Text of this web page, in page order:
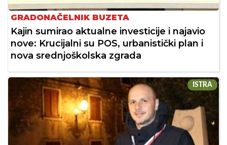
GRADONAČELNIK BUZETA
Kajin sumirao aktualne investicije i najavio
nove: Krucijalni su POS, urbanistički plan i
nova srednjoškolska zgrada
ISTRA